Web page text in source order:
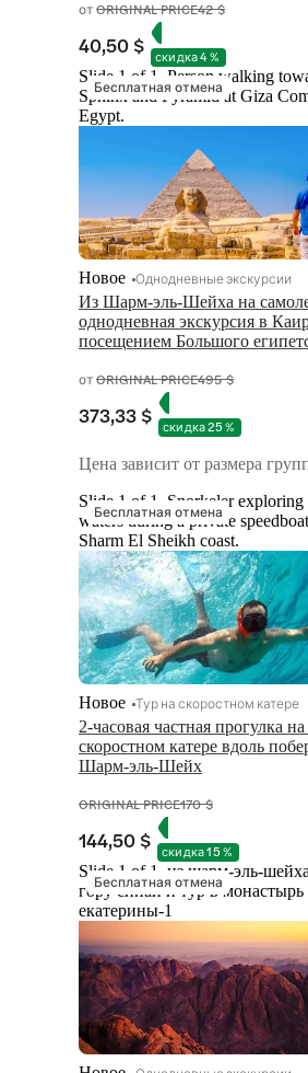
отORIGINAL PRICE42 $
40,50 $ скидка 4 %
Бесплатная отмена
Slide 1 of 1, Person walking
Sphinx and Pyramid at Giza
Egypt.
Из Шарм-эль-Шейха на
однодневная экскурсия в
посещением Большого
Новое Однодневные экскурсии
отORIGINAL PRICE495 $
373,33 $ скидка 25 %
Цена зависит от размера
Бесплатная отмена
Slide 1 of 1, Snorkeler exploring
waters during a private
Sharm El Sheikh coast.
2-часовая частная прогулка на
скоростном катере вдоль
Шарм-эль-Шейх
Новое Тур на скоростном катере
ORIGINAL PRICE170 $
144,50 $ скидка 15 %
Бесплатная отмена
Slide 1 of 1, из шарм-эль-
гору синай и тур в монастырь
екатерины-1